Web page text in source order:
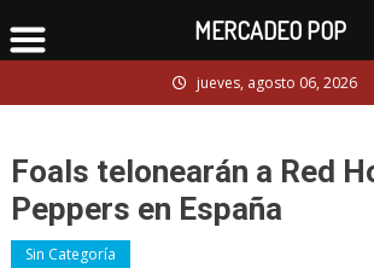
to
jueves, agosto 06, 2026
Foals telonearán a Red
Peppers en España
Sin Categoría
MERCADEO POP